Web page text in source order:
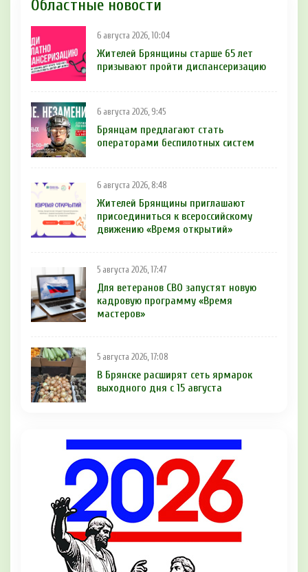
Областные новости
6 августа 2026, 10:04
Жителей Брянщины старше 65 лет
призывают пройти диспансеризацию
6 августа 2026, 9:45
Брянцам предлагают cтать
оперaтoрами бeспилотных систeм
6 августа 2026, 8:48
Жителей Брянщины приглашают
присоединиться к всероссийскому
движению «Время открытий»
5 августа 2026, 17:47
Для ветеранов СВО запустят новую
кадровую программу «Время
мастеров»
5 августа 2026, 17:08
В Брянске расширят сеть ярмарок
выходного дня с 15 августа